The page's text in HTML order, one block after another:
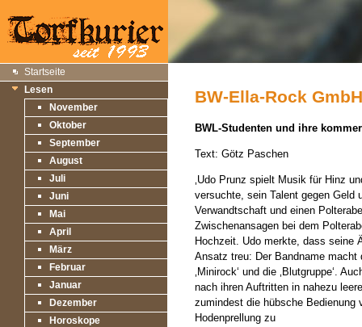
Startseite
Lesen
November
Oktober
September
August
Juli
Juni
Mai
April
März
Februar
Januar
Dezember
Horoskope
BW-Ella-Rock GmbH
BWL-Studenten und ihre
Text: Götz Paschen
‚Udo Prunz spielt Musik für Hinz
versuchte, sein Talent gegen Geld
Verwandtschaft und einen
Zwischenansagen bei dem
Hochzeit. Udo merkte, dass seine
Ansatz treu: Der Bandname
‚Minirock‘ und die ‚Blutgruppe‘.
nach ihren Auftritten in nahezu
zumindest die hübsche
Hodenprellung zu